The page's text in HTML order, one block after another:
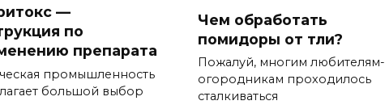
—
по
препарата
промышленность
большой выбор
Чем обработать
помидоры от тли?
Пожалуй, многим любителям-
огородникам проходилось
сталкиваться